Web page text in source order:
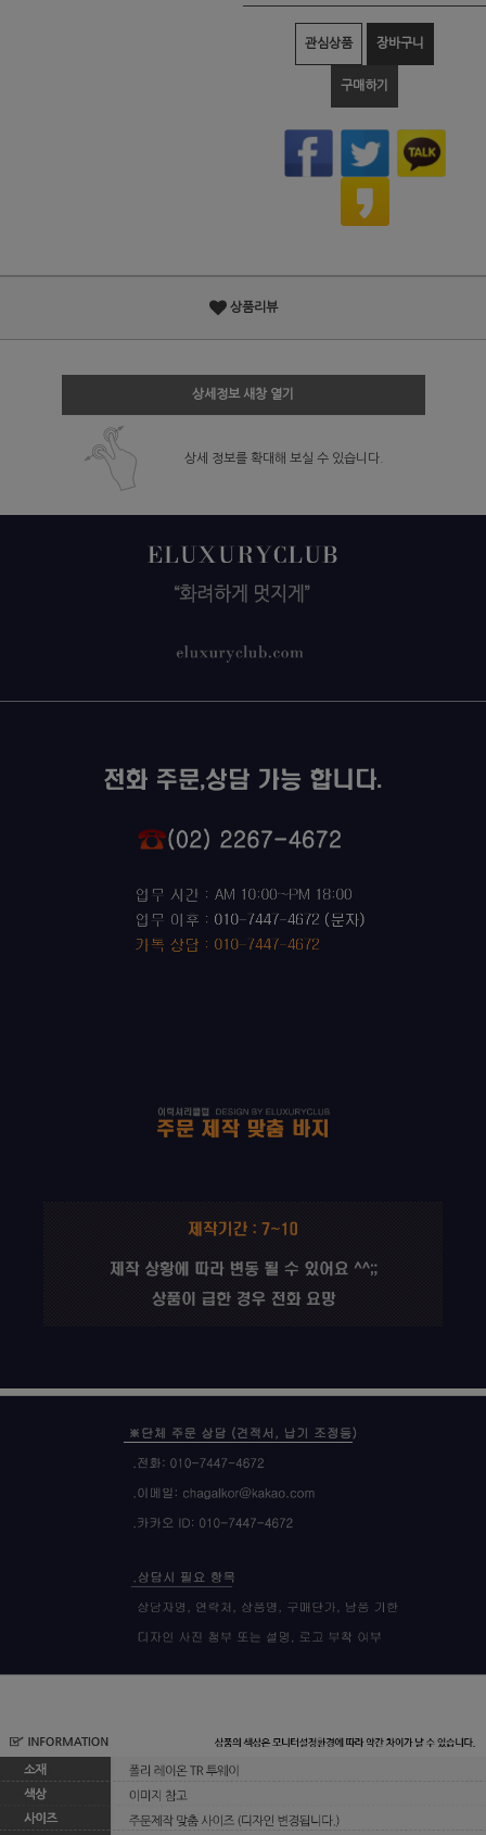
관심상품 장바구니
구매하기
상품리뷰
상세정보 새창 열기
상세 정보를 확대해 보실 수 있습니다.